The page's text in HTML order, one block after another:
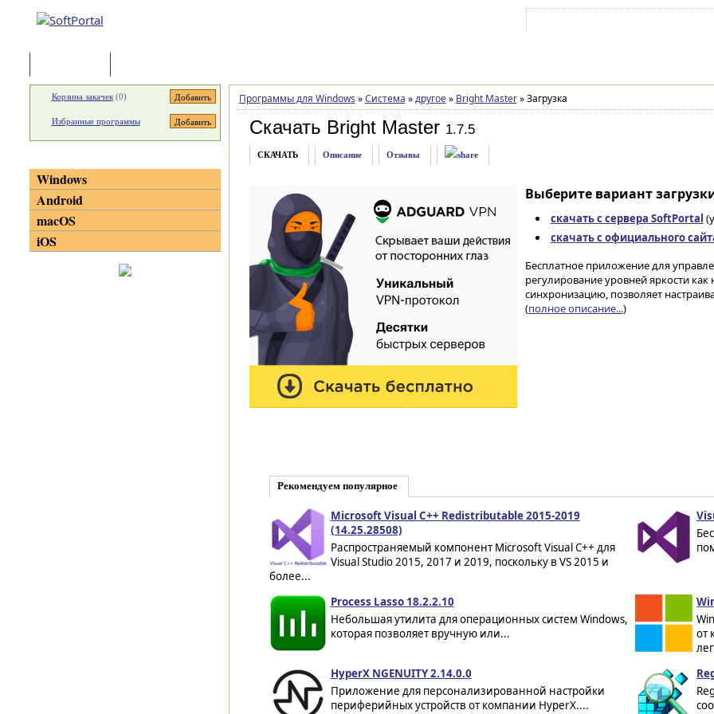
Программы для Windows » Система » другое » Bright Master »Загрузка
Скачать Bright Master 1.7.5
СКАЧАТЬ Описание Отзывы
Выберите вариант
скачать с сервера SoftPortal
скачать с официального
Бесплатное приложение для
регулирование уровней яркости
синхронизацию, позволяет
(полное описание...)
Рекомендуем популярное
Microsoft Visual C++ Redistributable 2015-2019
(14.25.28508)
Распространяемый компонент Microsoft Visual C++ для
Visual Studio 2015, 2017 и 2019, поскольку в VS 2015 и
более...
Process Lasso 18.2.2.10
Небольшая утилита для операционных систем Windows,
которая позволяет вручную или...
от
HyperX NGENUITY 2.14.0.0
Приложение для персонализированной настройки
периферийных устройств от компании HyperX....
Корзина закачек(0)
Избранные программы
Windows
Android
macOS
iOS